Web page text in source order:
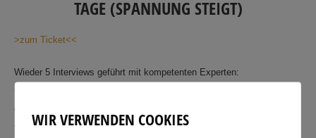
TAGE (SPANNUNG STEIGT)
>zum Ticket<<
Wieder 5 Interviews geführt mit kompetenten Experten:
grafische Gestalten. Ich war nach Stunden Interviews danach
tiefenentspannt, denn ich habe live mit gezeichnet
WIR VERWENDEN COOKIES